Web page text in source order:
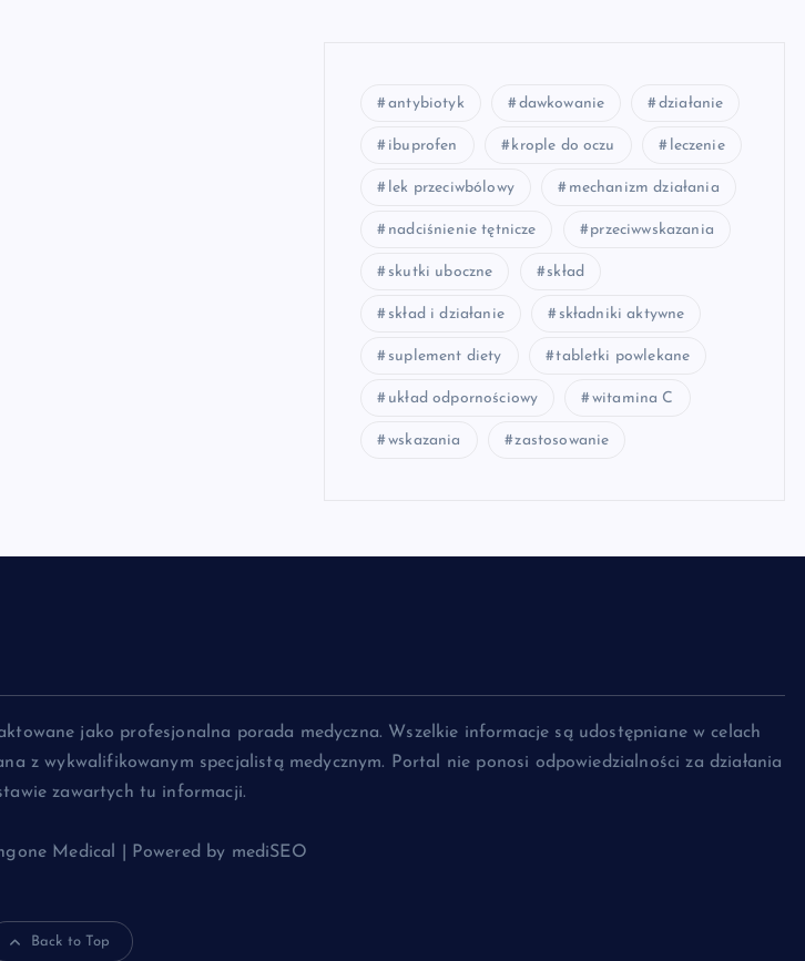
antybiotyk dawkowanie działanie
ibuprofen krople do oczu leczenie
lek przeciwbólowy mechanizm działania
nadciśnienie tętnicze przeciwwskazania
skutki uboczne skład
skład i działanie składniki aktywne
suplement diety tabletki powlekane
układ odpornościowy witamina C
wskazania zastosowanie
jako profesjonalna porada medyczna. Wszelkie informacje są udostępniane w celach
z wykwalifikowanym specjalistą medycznym. Portal nie ponosi odpowiedzialności za działania
zawartych tu informacji.
Medical | Powered by mediSEO
Back to Top